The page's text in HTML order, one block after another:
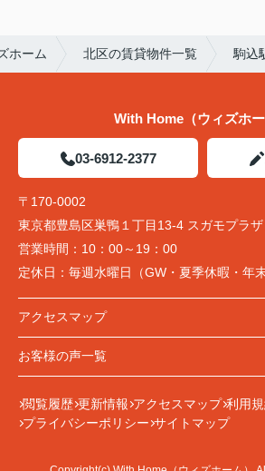
ホーム 北区の賃貸物件一覧 駒込
With Home（ウィズホー
03-6912-2377
〒170-0002
東京都豊島区巣鴨１丁目13-4 スガモプラ
営業時間： 10：00～19：00
定休日： 毎週水曜日（GW・夏季休暇・年
アクセスマップ
お客様の声一覧
閲覧履歴 更新情報 アクセスマップ 利用
プライバシーポリシー サイトマップ